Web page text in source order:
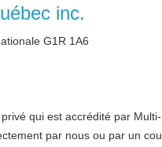
inc.
G1R 1A6
qui est accrédité par Multi-
par nous ou par un